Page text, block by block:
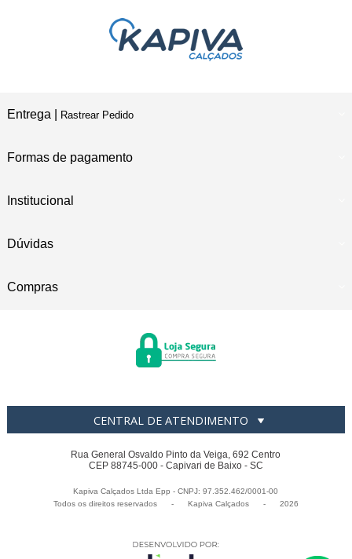
Entrega | Rastrear Pedido
Formas de pagamento
Institucional
Dúvidas
Compras
CENTRAL DE ATENDIMENTO
Rua General Osvaldo Pinto da Veiga, 692 Centro
CEP 88745-000 - Capivari de Baixo - SC
Kapiva Calçados Ltda Epp - CNPJ: 97.352.462/0001-00
Todos os direitos reservados
- Kapiva Calçados - 2026